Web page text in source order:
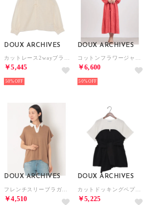
DOUX ARCHIVES
￥5,445
50%
DOUX ARCHIVES
￥6,600
50%
DOUX ARCHIVES
￥4,510
DOUX ARCHIVES
￥5,225